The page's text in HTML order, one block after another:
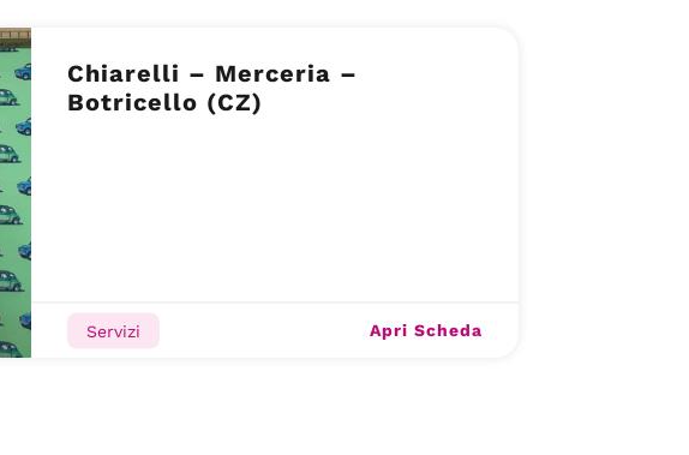
Chiarelli – Merceria –
Botricello (CZ)
Servizi Apri Scheda